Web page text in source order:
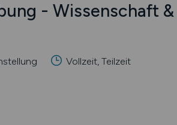
- Wissenschaft &
Vollzeit, Teilzeit